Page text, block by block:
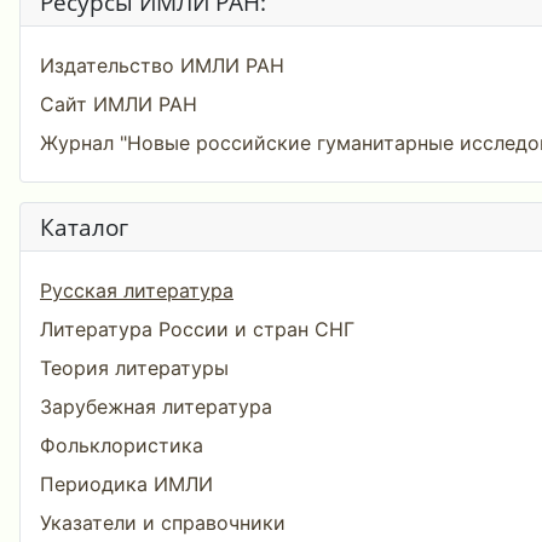
Издательство ИМЛИ РАН
Сайт ИМЛИ РАН
Журнал "Новые российские гуманитарные
Каталог
Русская литература
Литература России и стран СНГ
Теория литературы
Зарубежная литература
Фольклористика
Периодика ИМЛИ
Указатели и справочники